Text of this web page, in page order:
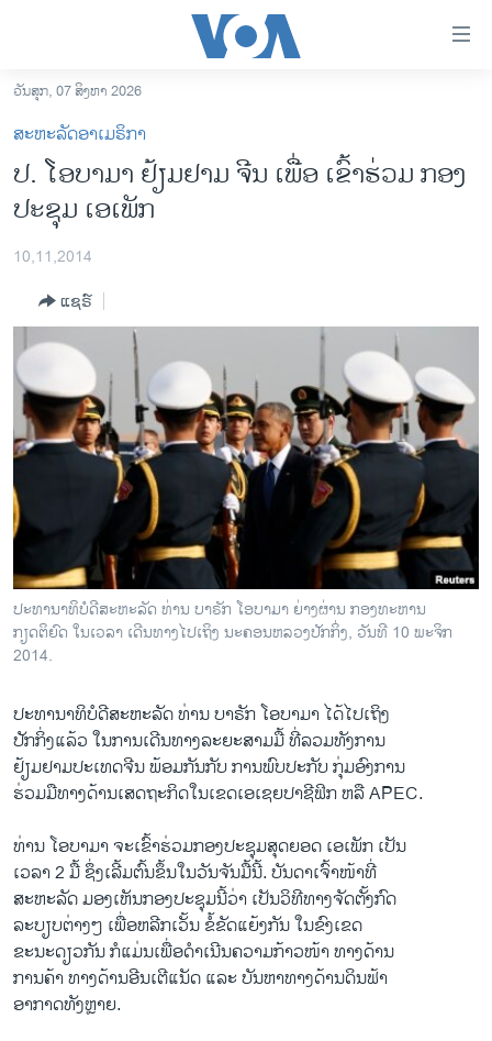
ເຂົ້າ
ຫາ
ຂ້າມ
ຂ້າມ
ຫາ
ລາວ
ອາເມຣິກາ
ການເລືອກຕັ້ງ ປະທານາທີບໍດີ ສະຫະລັດ 2024
ຂ່າວ​ຈີນ
ໂລກ
ເອເຊຍ
ອິດສະຫຼະພາບດ້ານການຂ່າວ
ຊີວິດຊາວລາວ
ຊຸມຊົນຊາວລາວ
ວິທະຍາສາດ-ເທັກໂນໂລຈີ
ທຸລະກິດ
ພາສາອັງກິດ
ວີດີໂອ
ສຽງ
ລາຍການກະຈາຍສຽງ
ລາຍງານ
ຕິດຕາມພວກເຮົາ ທີ່
ພາສາຕ່າງໆ
ວັນສຸກ, 07 ສິງຫາ 2026
ສະຫະລັດອາເມຣິກາ
ປ. ໂອບາມາ ຢ້ຽມຢາມ ຈີນ ເພື່ອ ເຂົ້າຮ່ວມ ກອງ
ປະຊຸມ ເອເພັກ
10,11,2014
ແຊຣ໌
ປະທານາທິບໍດີສະຫະລັດ ທ່ານ ບາຣັກ​ ​ໂອ​ບາ​ມາ ຍ່າງຜ່ານ ກອງທະຫານ
ກຽດຕິຍົດ ໃນເວລາ ເດີນທາງໄປເຖິງ ນະຄອນຫລວງປັກກິ່ງ, ວັນທີ 10 ພະຈິກ
2014.
ປະທານາທິບໍດີສະຫະລັດ ທ່ານ ບາຣັກ​ ​ໂອ​ບາ​ມາ ​ໄດ້ໄປ​ເຖິງ​
ປັກ​ກິ່ງ​ແລ້ວ ​ໃນການ​ເດີ​ນທາງ​ລະຍະ​ສາມ​ມື້ ທີ່​ລວມທັງການ
ຢ້ຽມ​ຢາມປະ​ເທດ​ຈີນ ພ້ອມ​ກັນ​ກັບ ​ການພົບ​ປະ​ກັບ ກຸ່ມອົງການ
ຮ່ວມມືທາງດ້ານເສດຖະກິດໃນເຂດເອເຊຍປາຊີຟິກ ຫລື APEC.
ທ່ານ ​ໂອ​ບາ​ມາ ​ຈະ​ເຂົ້າຮ່ວມກອງ​ປະຊຸມ​ສຸດ​ຍອດ ​ເອ​ເພັກ ​ເປັນ
​ເວລາ 2 ມື້ ຊຶ່ງ​ເລີ້ມ​ຕົ້ນຂຶ້ນ​ໃນ​ວັນ​ຈັນ​ມື້​ນີ້. ​ບັນດາ​ເຈົ້າໜ້າ​ທີ່​
ສະຫະລັດ ມອງ​ເຫັນ​ກອງ​ປະຊຸມ​ນີ້ວ່າ ​ເປັນ​ວິທີ​ທາງ​ຈັດຕັ້ງກົດ
​ລະບຽບ​ຕ່າງໆ ​ເພື່ອ​ຫລີກ​ເວັ້ນ ຂໍ້​ຂັດ​ແຍ້​ງ​ກັນ ໃນຂົງ​ເຂດ
ຂະນະ​ດຽວ​ກັນ ກໍ​ແມ່ນ​ເພື່ອດຳ​ເນີນ​ຄວາມ​ກ້າວໜ້າ ​ທາງ​ດ້ານ​
ການ​ຄ້າ ທາງ​ດ້ານ​ອີນ​ເຕີ​ແນັດ ​ແລະ ບັນຫາ​ທາງດ້ານ​ດິນ​ຟ້າ​
ອາກາດ​ທັງຫຼາຍ.